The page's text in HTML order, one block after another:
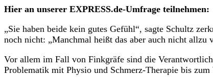
Hier an unserer EXPRESS.de-Umfrage teilnehmen:
„Sie haben beide kein gutes Gefühl“, sagte Schultz
noch nicht: „Manchmal heißt das aber auch nicht allzu
Vor allem im Fall von Finkgräfe sind die
Problematik mit Physio und Schmerz-Therapie bis